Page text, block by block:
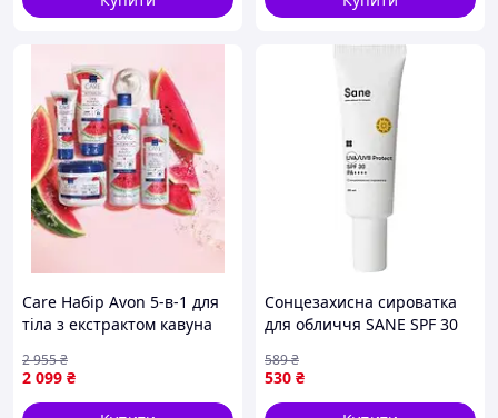
Care Набір Avon 5-в-1 для
тіла з екстрактом кавуна
2 099 ₴
2 955₴
Сонцезахисна сироватка
для обличчя SANE SPF 30
530 ₴
589₴